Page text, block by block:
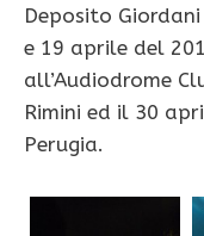
Deposito
e 19 aprile del
all’Audiodrome
Rimini ed il 30
Perugia.